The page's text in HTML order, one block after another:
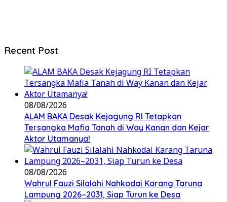
Recent Post
08/08/2026
ALAM BAKA Desak Kejagung RI Tetapkan
Tersangka Mafia Tanah di Way Kanan dan Kejar
Aktor Utamanya!
08/08/2026
Wahrul Fauzi Silalahi Nahkodai Karang Taruna
Lampung 2026–2031, Siap Turun ke Desa